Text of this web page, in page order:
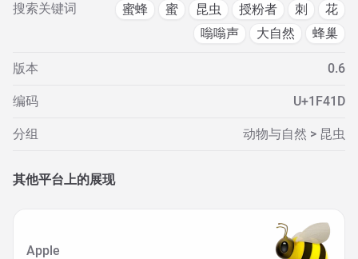
搜索关键词 蜜蜂 蜜 昆虫 授粉者 刺
花
嗡嗡声
大自然 蜂巢
版本 0.6
编码 U+1F41D
分组 动物与自然 > 昆虫
其他平台上的展现
Apple